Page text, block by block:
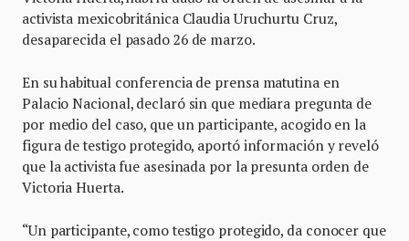
activista mexicobritánica Claudia Uruchurtu Cruz,
desaparecida el pasado 26 de marzo.
En su habitual conferencia de prensa matutina en
Palacio Nacional, declaró sin que mediara pregunta de
por medio del caso, que un participante, acogido en la
figura de testigo protegido, aportó información y reveló
que la activista fue asesinada por la presunta orden de
Victoria Huerta.
“Un participante, como testigo protegido, da conocer que